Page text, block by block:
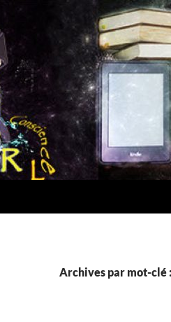
Archives par mot-clé